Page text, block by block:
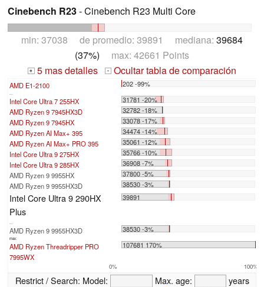
Cinebench R23- Cinebench R23 Multi Core
min: 37038 de promedio: 39891 mediana: 39684
(37%) max: 42661 Points
+ 5 mas detalles - Ocultar tabla de comparación
AMD E1-2100 202 -99%
Intel Core Ultra 7 255HX
31781 -20%
AMD Ryzen 9 7945HX3D
32782 -18%
AMD Ryzen 9 7945HX
33078 -17%
AMD Ryzen AI Max+ 395
34474 -14%
AMD Ryzen AI Max+ PRO 395
35061 -12%
Intel Core Ultra 9 275HX
35766 -10%
Intel Core Ultra 9 285HX
36908 -7%
AMD Ryzen 9 9955HX
37800 -5%
AMD Ryzen 9 9955HX3D
38530 -3%
Intel Core Ultra 9 290HX
Plus
39891
AMD Ryzen 9 9955HX3D 38530 -3%
max:
AMD Ryzen Threadripper PRO
7995WX
107681 170%
0% 100%
Restrict / Search: Model: Max. age:
years